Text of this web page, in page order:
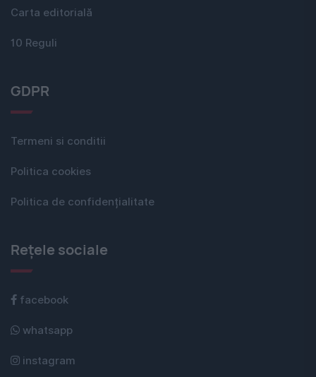
Carta editorială
10 Reguli
GDPR
Termeni si conditii
Politica cookies
Politica de confidențialitate
Rețele sociale
facebook
whatsapp
instagram